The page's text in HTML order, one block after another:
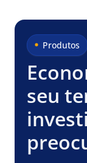
Produtos
seu